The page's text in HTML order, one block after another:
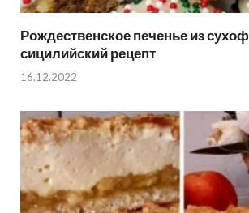
Рождественское печенье из
сицилийский рецепт
16.12.2022